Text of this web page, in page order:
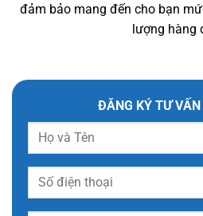
đảm bảo mang đến cho bạn
lượng hàng
ĐĂNG KÝ TƯ